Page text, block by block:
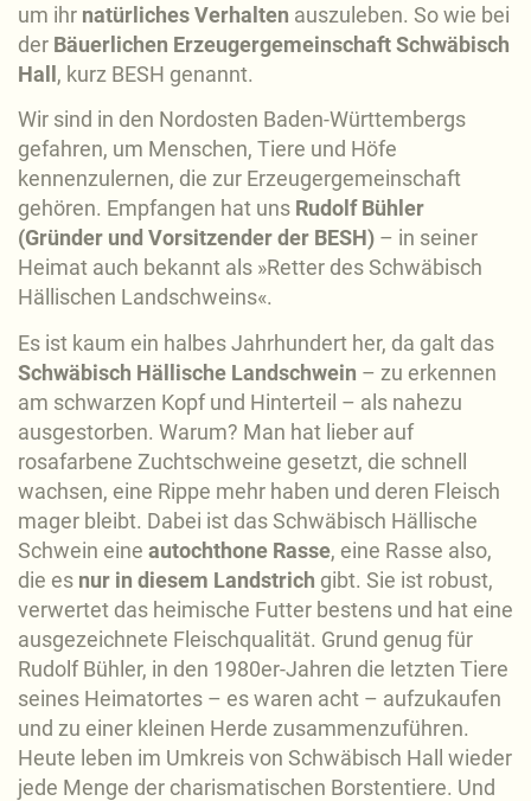
um ihr natürliches Verhalten auszuleben. So wie bei
der Bäuerlichen Erzeugergemeinschaft Schwäbisch
Hall, kurz BESH genannt.
Wir sind in den Nordosten Baden-Württembergs
gefahren, um Menschen, Tiere und Höfe
kennenzulernen, die zur Erzeugergemeinschaft
gehören. Empfangen hat uns Rudolf Bühler
(Gründer und Vorsitzender der BESH) – in seiner
Heimat auch bekannt als »Retter des Schwäbisch
Hällischen Landschweins«.
Es ist kaum ein halbes Jahrhundert her, da galt das
Schwäbisch Hällische Landschwein – zu erkennen
am schwarzen Kopf und Hinterteil – als nahezu
ausgestorben. Warum? Man hat lieber auf
rosafarbene Zuchtschweine gesetzt, die schnell
wachsen, eine Rippe mehr haben und deren Fleisch
mager bleibt. Dabei ist das Schwäbisch Hällische
Schwein eine autochthone Rasse, eine Rasse also,
die es nur in diesem Landstrich gibt. Sie ist robust,
verwertet das heimische Futter bestens und hat eine
ausgezeichnete Fleischqualität. Grund genug für
Rudolf Bühler, in den 1980er-Jahren die letzten Tiere
seines Heimatortes – es waren acht – aufzukaufen
und zu einer kleinen Herde zusammenzuführen.
Heute leben im Umkreis von Schwäbisch Hall wieder
jede Menge der charismatischen Borstentiere. Und